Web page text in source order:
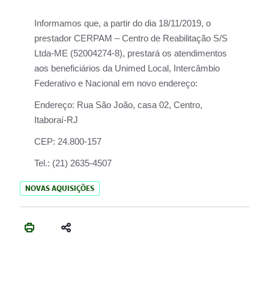
Informamos que, a partir do dia 18/11/2019, o
prestador CERPAM – Centro de Reabilitação S/S
Ltda-ME (52004274-8), prestará os atendimentos
aos beneficiários da Unimed Local, Intercâmbio
Federativo e Nacional em novo endereço:
Endereço: Rua São João, casa 02, Centro,
Itaboraí-RJ
CEP: 24.800-157
Tel.: (21) 2635-4507
NOVAS AQUISIÇÕES